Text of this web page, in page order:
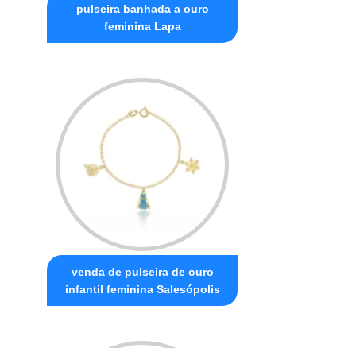
pulseira banhada a ouro
feminina Lapa
venda de pulseira de ouro
infantil feminina Salesópolis